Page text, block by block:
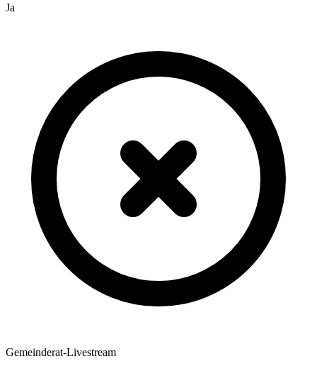
Ja
Gemeinderat-Livestream